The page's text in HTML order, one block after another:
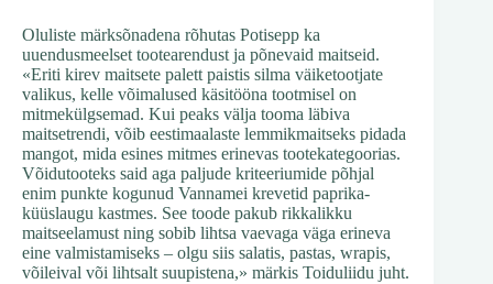
Oluliste märksõnadena rõhutas Potisepp ka
uuendusmeelset tootearendust ja põnevaid maitseid.
«Eriti kirev maitsete palett paistis silma väiketootjate
valikus, kelle võimalused käsitööna tootmisel on
mitmekülgsemad. Kui peaks välja tooma läbiva
maitsetrendi, võib eestimaalaste lemmikmaitseks pidada
mangot, mida esines mitmes erinevas tootekategoorias.
Võidutooteks said aga paljude kriteeriumide põhjal
enim punkte kogunud Vannamei krevetid paprika-
küüslaugu kastmes. See toode pakub rikkalikku
maitseelamust ning sobib lihtsa vaevaga väga erineva
eine valmistamiseks – olgu siis salatis, pastas, wrapis,
võileival või lihtsalt suupistena,» märkis Toiduliidu juht.